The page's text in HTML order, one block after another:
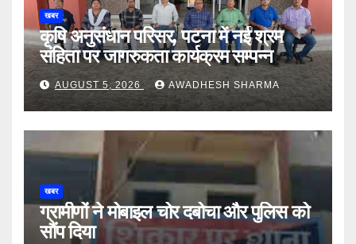
खबर
कृषि अनुसंधान परिसर, पटना में नई श्रम
संहिता पर जागरुकता कार्यक्रम सम्पन्न
AUGUST 5, 2026 AWADHESH SHARMA
खबर
ग्रामीणों ने मोबाइल चोर दबोचा और पुलिस को
सौंप दिया